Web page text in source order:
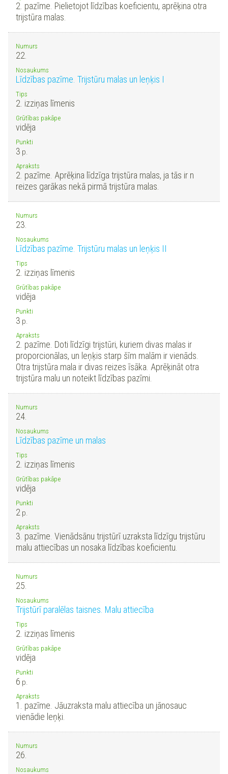
2. pazīme. Pielietojot līdzības koeficientu, aprēķina otra
trijstūra malas.
Numurs
22.
Nosaukums
Līdzības pazīme. Trijstūru malas un leņķis I
Tips
2. izziņas līmenis
Grūtības pakāpe
vidēja
Punkti
3 p.
Apraksts
2. pazīme. Aprēķina līdzīga trijstūra malas, ja tās ir n
reizes garākas nekā pirmā trijstūra malas.
Numurs
23.
Nosaukums
Līdzības pazīme. Trijstūru malas un leņķis II
Tips
2. izziņas līmenis
Grūtības pakāpe
vidēja
Punkti
3 p.
Apraksts
2. pazīme. Doti līdzīgi trijstūri, kuriem divas malas ir
proporcionālas, un leņķis starp šīm malām ir vienāds.
Otra trijstūra mala ir divas reizes īsāka. Aprēķināt otra
trijstūra malu un noteikt līdzības pazīmi.
Numurs
24.
Nosaukums
Līdzības pazīme un malas
Tips
2. izziņas līmenis
Grūtības pakāpe
vidēja
Punkti
2 p.
Apraksts
3. pazīme. Vienādsānu trijstūrī uzraksta līdzīgu trijstūru
malu attiecības un nosaka līdzības koeficientu.
Numurs
25.
Nosaukums
Trijstūrī paralēlas taisnes. Malu attiecība
Tips
2. izziņas līmenis
Grūtības pakāpe
vidēja
Punkti
6 p.
Apraksts
1. pazīme. Jāuzraksta malu attiecība un jānosauc
vienādie leņķi.
Numurs
26.
Nosaukums